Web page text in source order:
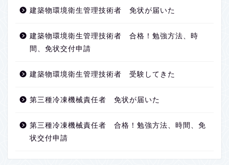
建築物環境衛生管理技術者 免状が届いた
建築物環境衛生管理技術者 合格！勉強方法、時
間、免状交付申請
建築物環境衛生管理技術者 受験してきた
第三種冷凍機械責任者 免状が届いた
第三種冷凍機械責任者 合格！勉強方法、時間、免
状交付申請